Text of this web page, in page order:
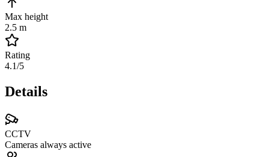
Max height
2.5 m
Rating
4.1/5
Details
CCTV
Cameras always active